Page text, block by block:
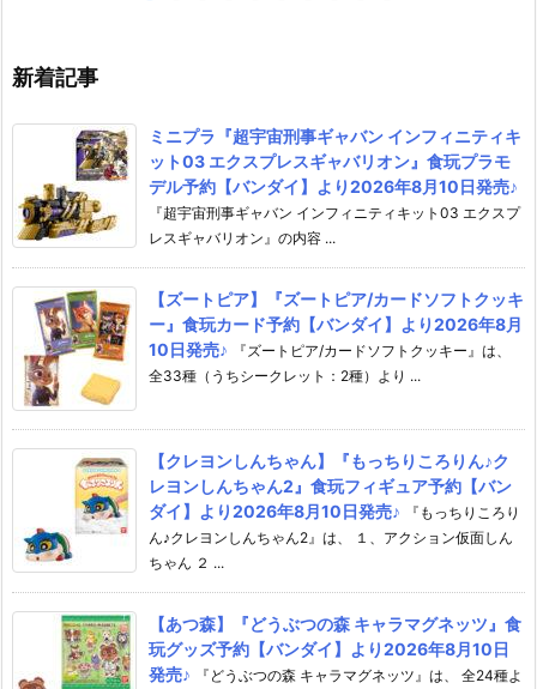
新着記事
ミニプラ『超宇宙刑事ギャバン インフィニティキ
ット03 エクスプレスギャバリオン』食玩プラモ
デル予約【バンダイ】より2026年8月10日発売♪
『超宇宙刑事ギャバン インフィニティキット03 エクスプ
レスギャバリオン』の内容 ...
【ズートピア】『ズートピア/カードソフトクッキ
ー』食玩カード予約【バンダイ】より2026年8月
10日発売♪
『ズートピア/カードソフトクッキー』は、
全33種（うちシークレット：2種）より ...
【クレヨンしんちゃん】『もっちりころりん♪ク
レヨンしんちゃん2』食玩フィギュア予約【バン
ダイ】より2026年8月10日発売♪
『もっちりころり
ん♪クレヨンしんちゃん2』は、 １、アクション仮面しん
ちゃん ２ ...
【あつ森】『どうぶつの森 キャラマグネッツ』食
玩グッズ予約【バンダイ】より2026年8月10日
発売♪
『どうぶつの森 キャラマグネッツ』は、 全24種よ